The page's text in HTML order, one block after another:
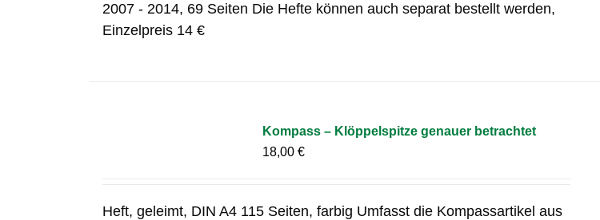
2007 - 2014, 69 Seiten Die Hefte können auch separat bestellt werden,
Einzelpreis 14 €
Kompass – Klöppelspitze genauer betrachtet
18,00€
Heft, geleimt, DIN A4 115 Seiten, farbig Umfasst die Kompassartikel aus